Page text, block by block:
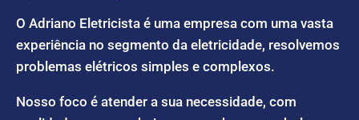
O Adriano Eletricista é uma empresa com uma vasta
experiência no segmento da eletricidade, resolvemos
problemas elétricos simples e complexos.
Nosso foco é atender a sua necessidade, com